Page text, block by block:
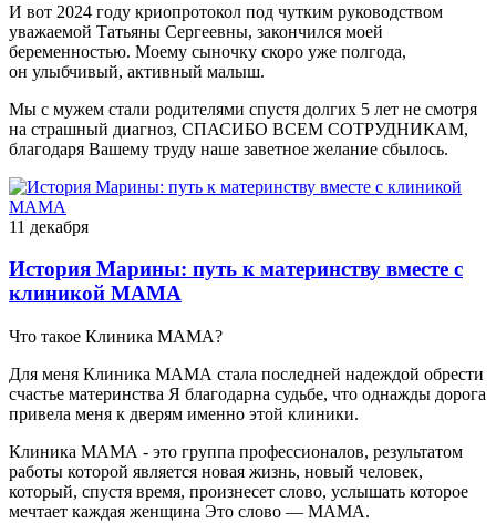
И вот 2024 году криопротокол под чутким руководством
уважаемой Татьяны Сергеевны, закончился моей
беременностью. Моему сыночку скоро уже полгода,
он улыбчивый, активный малыш.
Мы с мужем стали родителями спустя долгих 5 лет не смотря
на страшный диагноз, СПАСИБО ВСЕМ СОТРУДНИКАМ,
благодаря Вашему труду наше заветное желание сбылось.
11 декабря
История Марины: путь к материнству вместе с
клиникой МАМА
Что такое Клиника МАМА?
Для меня Клиника МАМА стала последней надеждой обрести
счастье материнства Я благодарна судьбе, что однажды дорога
привела меня к дверям именно этой клиники.
Клиника МАМА - это группа профессионалов, результатом
работы которой является новая жизнь, новый человек,
который, спустя время, произнесет слово, услышать которое
мечтает каждая женщина Это слово — МАМА.